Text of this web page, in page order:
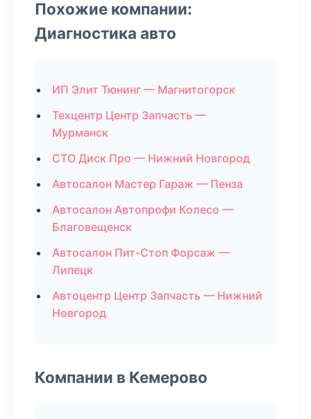
Похожие компании:
Диагностика авто
ИП Элит Тюнинг — Магнитогорск
Техцентр Центр Запчасть —
Мурманск
СТО Диск Про — Нижний Новгород
Автосалон Мастер Гараж — Пенза
Автосалон Автопрофи Колесо —
Благовещенск
Автосалон Пит-Стоп Форсаж —
Липецк
Автоцентр Центр Запчасть — Нижний
Новгород
Компании в Кемерово